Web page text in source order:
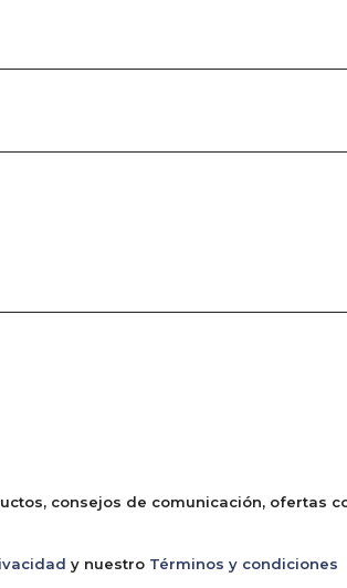
consejos de comunicación, ofertas
y nuestro Términos y condiciones